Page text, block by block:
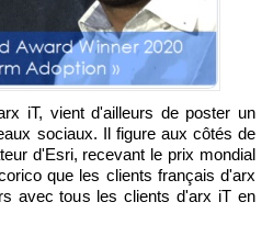
sociaux. Il figure aux côtés de
d'Esri, recevant le prix mondial
que les clients français d'arx
avec tous les clients d'arx iT en